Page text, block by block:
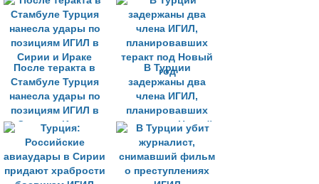
После теракта в
Стамбуле Турция
нанесла удары по
позициям ИГИЛ в
Сирии и Ираке
В Турции
задержаны два
члена ИГИЛ,
планировавших
теракт под Новый
год